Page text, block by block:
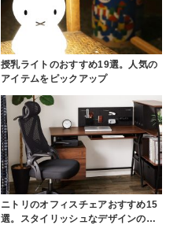
授乳ライトのおすすめ19選。人気の
アイテムをピックアップ
ニトリのオフィスチェアおすすめ15
選。スタイリッシュなデザインの…